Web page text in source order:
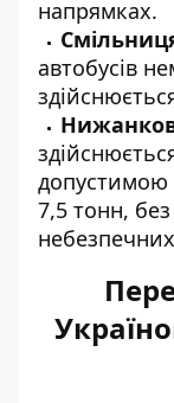
напрямках.
автобусів
7,5 тонн,